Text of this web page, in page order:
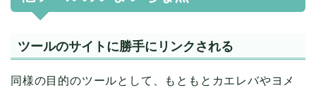
ツールのサイトに勝手にリンクされる
同様の目的のツールとして、もともとカエレバやヨメ